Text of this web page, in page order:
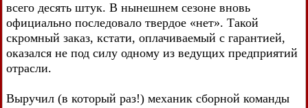
всего десять штук. В нынешнем сезоне вновь
официально последовало твердое «нет». Такой
скромный заказ, кстати, оплачиваемый с гарантией,
оказался не под силу одному из ведущих предприятий
отрасли.
Выручил (в который раз!) механик сборной команды